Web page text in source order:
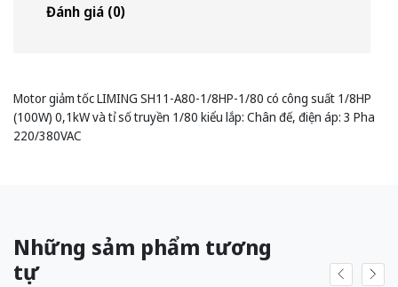
Đánh giá (0)
Motor giảm tốc LIMING SH11-A80-1/8HP-1/80 có công suất 1/8HP
(100W) 0,1kW và tỉ số truyền 1/80 kiểu lắp: Chân đế, điện áp: 3 Pha
220/380VAC
Những sảm phẩm tương
tự